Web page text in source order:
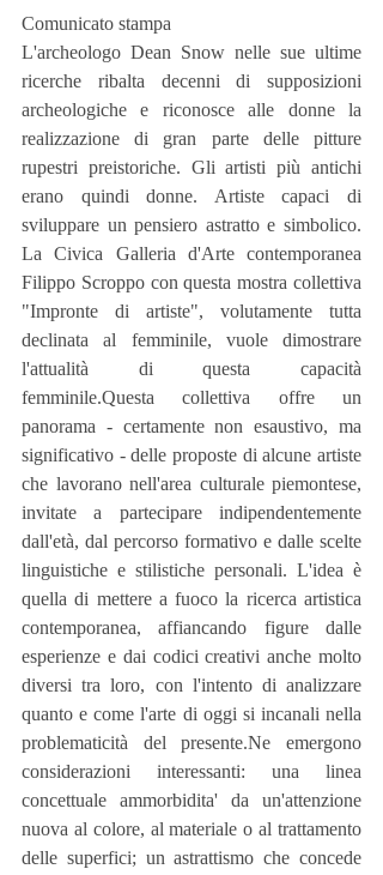
Comunicato stampa
L'archeologo Dean Snow nelle sue ultime
ricerche ribalta decenni di supposizioni
archeologiche e riconosce alle donne la
realizzazione di gran parte delle pitture
rupestri preistoriche. Gli artisti più antichi
erano quindi donne. Artiste capaci di
sviluppare un pensiero astratto e simbolico.
La Civica Galleria d'Arte contemporanea
Filippo Scroppo con questa mostra collettiva
"Impronte di artiste", volutamente tutta
declinata al femminile, vuole dimostrare
l'attualità di questa capacità
femminile.Questa collettiva offre un
panorama - certamente non esaustivo, ma
significativo - delle proposte di alcune artiste
che lavorano nell'area culturale piemontese,
invitate a partecipare indipendentemente
dall'età, dal percorso formativo e dalle scelte
linguistiche e stilistiche personali. L'idea è
quella di mettere a fuoco la ricerca artistica
contemporanea, affiancando figure dalle
esperienze e dai codici creativi anche molto
diversi tra loro, con l'intento di analizzare
quanto e come l'arte di oggi si incanali nella
problematicità del presente.Ne emergono
considerazioni interessanti: una linea
concettuale ammorbidita' da un'attenzione
nuova al colore, al materiale o al trattamento
delle superfici; un astrattismo che concede